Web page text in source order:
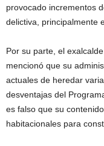
provocado incrementos
delictiva, principalmente
Por su parte, el
mencionó que su
actuales de heredar
desventajas del
es falso que su
habitacionales para